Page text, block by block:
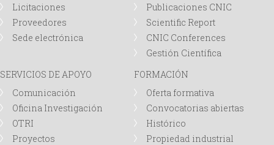
Licitaciones
Proveedores
Sede electrónica
Publicaciones CNIC
Scientific Report
CNIC Conferences
Gestión Científica
SERVICIOS DE APOYO
Comunicación
Oficina Investigación
OTRI
Proyectos
FORMACIÓN
Oferta formativa
Convocatorias abiertas
Histórico
Propiedad industrial